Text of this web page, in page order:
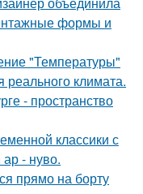
формы и
"Температуры"
реального климата.
- пространство
классики с
- нуво.
прямо на борту